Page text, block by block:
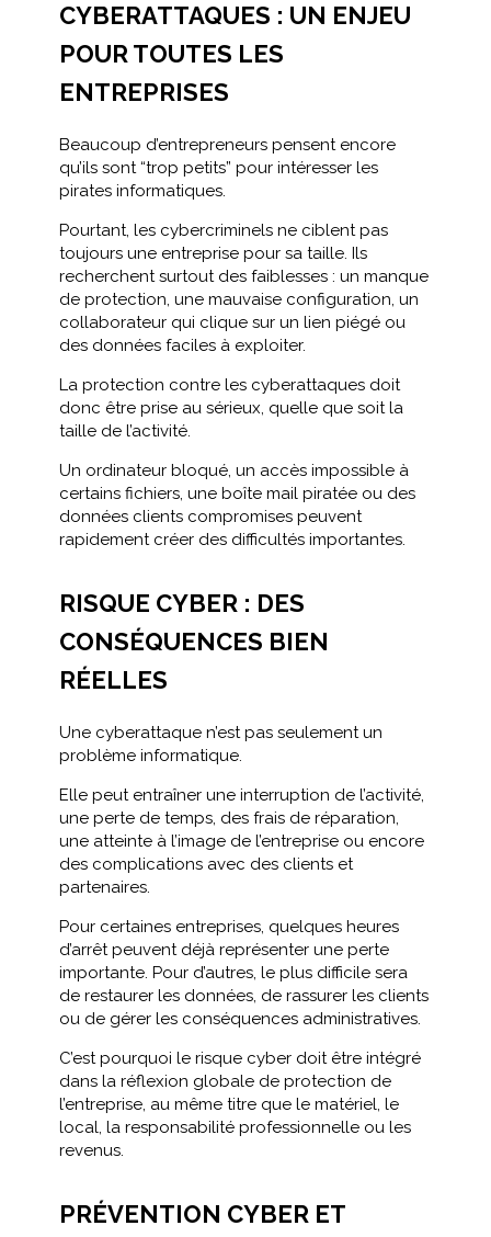
CYBERATTAQUES : UN ENJEU
POUR TOUTES LES
ENTREPRISES
Beaucoup d’entrepreneurs pensent encore
qu’ils sont “trop petits” pour intéresser les
pirates informatiques.
Pourtant, les cybercriminels ne ciblent pas
toujours une entreprise pour sa taille. Ils
recherchent surtout des faiblesses : un manque
de protection, une mauvaise configuration, un
collaborateur qui clique sur un lien piégé ou
des données faciles à exploiter.
La protection contre les cyberattaques doit
donc être prise au sérieux, quelle que soit la
taille de l’activité.
Un ordinateur bloqué, un accès impossible à
certains fichiers, une boîte mail piratée ou des
données clients compromises peuvent
rapidement créer des difficultés importantes.
RISQUE CYBER : DES
CONSÉQUENCES BIEN
RÉELLES
Une cyberattaque n’est pas seulement un
problème informatique.
Elle peut entraîner une interruption de l’activité,
une perte de temps, des frais de réparation,
une atteinte à l’image de l’entreprise ou encore
des complications avec des clients et
partenaires.
Pour certaines entreprises, quelques heures
d’arrêt peuvent déjà représenter une perte
importante. Pour d’autres, le plus difficile sera
de restaurer les données, de rassurer les clients
ou de gérer les conséquences administratives.
C’est pourquoi le risque cyber doit être intégré
dans la réflexion globale de protection de
l’entreprise, au même titre que le matériel, le
local, la responsabilité professionnelle ou les
revenus.
PRÉVENTION CYBER ET